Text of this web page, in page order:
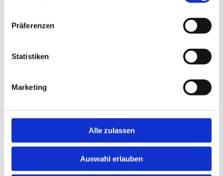
Präferenzen
Statistiken
Marketing
Alle zulassen
Auswahl erlauben
Selbsthilfeorganisation bei peripartalen psychischen
Erkrankungen
Suchmaschinen für Kinder
www.fragfinn.de
RUBRIK FÜR JUGENDLICHE
Website, die Jugendliche über psychische Erkrankungen